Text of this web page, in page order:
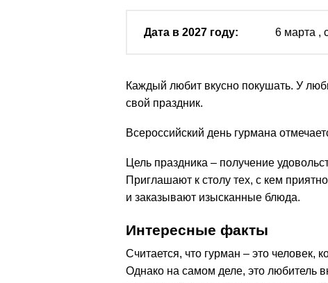
Дата в 2027 году: 6 марта ,
Каждый любит вкусно покушать. У
свой праздник.
Всероссийский день гурмана
Цель праздника – получение
Приглашают к столу тех, с кем
и заказывают изысканные блюда.
Интересные факты
Считается, что гурман – это человек,
Однако на самом деле, это любитель